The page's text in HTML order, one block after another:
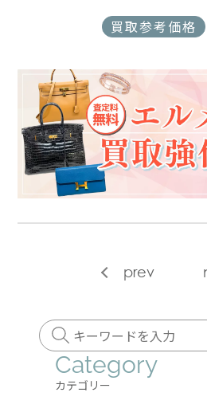
買取参考価格
prev
Category
カテゴリー